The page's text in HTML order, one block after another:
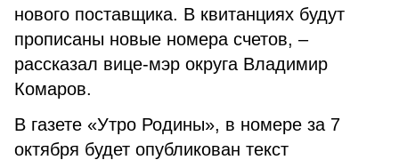
нового поставщика. В квитанциях будут
прописаны новые номера счетов, –
рассказал вице-мэр округа Владимир
Комаров.
В газете «Утро Родины», в номере за 7
октября будет опубликован текст